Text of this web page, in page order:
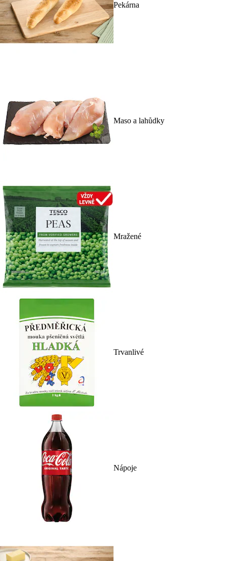
Pekárna
Maso a lahůdky
Mražené
Trvanlivé
Nápoje